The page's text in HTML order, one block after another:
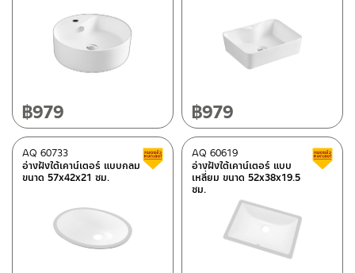
฿979 ฿979
อ่างฝังใต้เคาน์เตอร์ แบบกลม
ขนาด 57x42x21 ซม.
AQ 60733 สินค้าลดราคา เคลียร์สต็อก
อ่างฝังใต้เคาน์เตอร์ แบบ
เหลี่ยม ขนาด 52x38x19.5
ซม.
AQ 60619